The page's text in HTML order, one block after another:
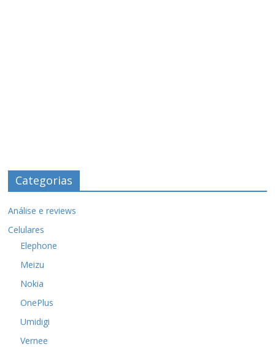
Categorias
Análise e reviews
Celulares
Elephone
Meizu
Nokia
OnePlus
Umidigi
Vernee